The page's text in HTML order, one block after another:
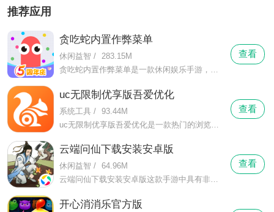
推荐应用
贪吃蛇内置作弊菜单
休闲益智 / 283.15M
贪吃蛇内置作弊菜单是一款休闲娱乐手游，你能够在这里体会到十分休闲的游戏节奏，在这里你不仅与别人比较各种策略运用，还有各种手速的比拼。贪吃蛇内置作弊菜单在这里你将操控一条小蛇，并帮助它不断的成长，你可以让它随意的移动，并通过吃各种小圆点来逐渐变长变大。
查看
uc无限制优享版吾爱优化
系统工具 / 93.44M
uc无限制优享版吾爱优化是一款热门的浏览应用，在这里有丰富的资源等你来体验，让你在这里一个软件了解天下时事的同时还能够帮助你查询各种资料，更可以在这里看尽各种自己想看的视频、小说内容。uc无限制优享版吾爱优化在这里有最快的搜索速度，强大的资源，让你自由搜索，享受在这里观看的乐趣。
查看
云端问仙下载安装安卓版
休闲益智 / 64.96M
云端问仙下载安装安卓版这款手游中具有非常罕见的宝物的获取玩法，在这款游戏，玩家们可以获取 多种宝物，像是玄灵之宝，像是通天之宝，像是玄天之宝。
查看
开心消消乐官方版